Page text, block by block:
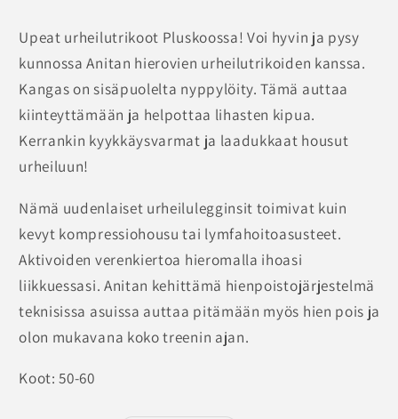
Upeat urheilutrikoot Pluskoossa! Voi hyvin ja pysy
kunnossa Anitan hierovien urheilutrikoiden kanssa.
Kangas on sisäpuolelta nyppylöity. Tämä auttaa
kiinteyttämään ja helpottaa lihasten kipua.
Kerrankin kyykkäysvarmat ja laadukkaat housut
urheiluun!
Nämä uudenlaiset urheilulegginsit toimivat kuin
kevyt kompressiohousu tai lymfahoitoasusteet.
Aktivoiden verenkiertoa hieromalla ihoasi
liikkuessasi. Anitan kehittämä hienpoistojärjestelmä
teknisissa asuissa auttaa pitämään myös hien pois ja
olon mukavana koko treenin ajan.
Koot: 50-60